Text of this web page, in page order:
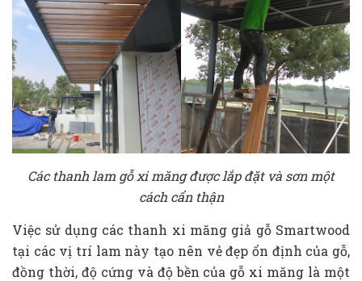
Các thanh lam gỗ xi măng được lắp đặt và sơn một
cách cẩn thận
Việc sử dụng các thanh xi măng giả gỗ Smartwood
tại các vị trí lam này tạo nên vẻ đẹp ổn định của gỗ,
đồng thời, độ cứng và độ bền của gỗ xi măng là một